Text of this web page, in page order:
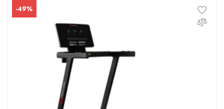
-49%